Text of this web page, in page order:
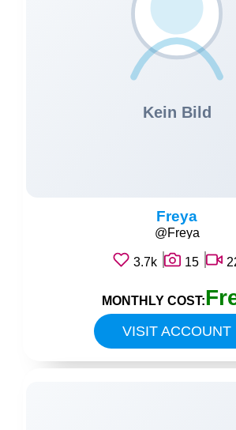
Freya
@Freya
3.7k 15
VISIT ACCOUNT
MONTHLY COST: